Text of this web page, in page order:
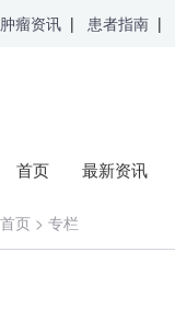
肿瘤资讯 | 患者指南 |
首页 最新资讯
首页 > 专栏